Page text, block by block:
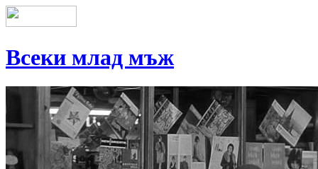
Всеки млад мъж